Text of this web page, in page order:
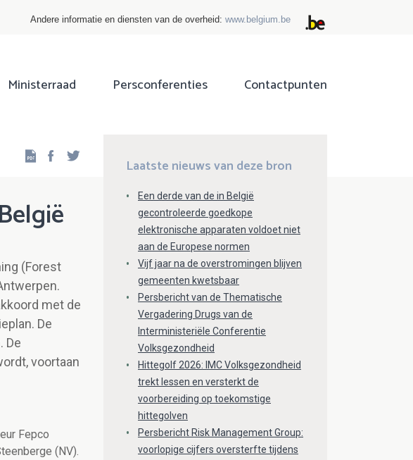
Andere informatie en diensten van de overheid: www.belgium.be
Ministerraad Persconferenties Contactpunten
Facebook
(Forest
met de
De
De
voortaan
Fepco
(NV).
Laatste nieuws van deze bron
Een derde van de in België
gecontroleerde goedkope
elektronische apparaten voldoet niet
aan de Europese normen
Vijf jaar na de overstromingen blijven
gemeenten kwetsbaar
Persbericht van de Thematische
Vergadering Drugs van de
Interministeriële Conferentie
Volksgezondheid
Hittegolf 2026: IMC Volksgezondheid
trekt lessen en versterkt de
voorbereiding op toekomstige
hittegolven
Persbericht Risk Management Group:
voorlopige cijfers oversterfte tijdens